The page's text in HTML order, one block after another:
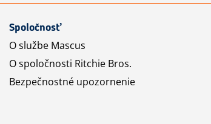
Spoločnosť
O službe Mascus
O spoločnosti Ritchie Bros.
Bezpečnostné upozornenie